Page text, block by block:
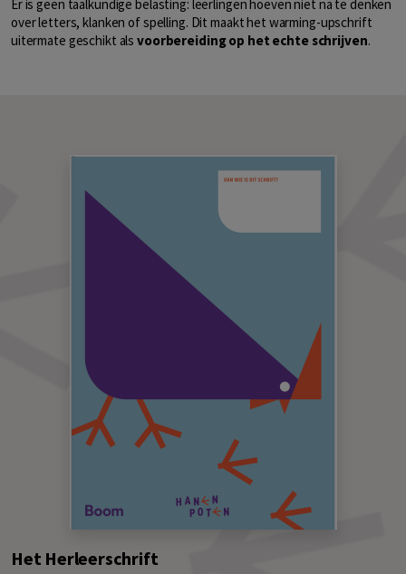
Er is geen taalkundige belasting: leerlingen hoeven niet na te denken
over letters, klanken of spelling. Dit maakt het warming-upschrift
uitermate geschikt alsvoorbereiding op het echte schrijven.
Het Herleerschrift